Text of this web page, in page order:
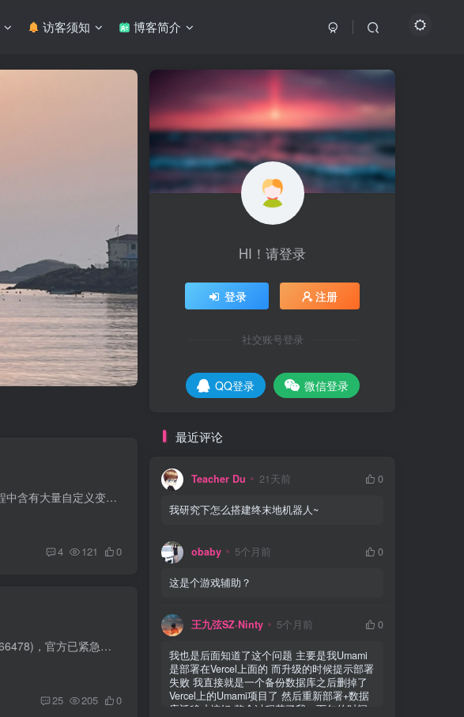
访客须知 博客简介
此教程仅作为个人记录使用，读者可以参考，但不可直接复制使用，教程中含有大量自定义变量代码！ 大家新年快乐！！又好久没有写文章了 此教程不仅可以搭建鸣潮机器人，可以使用其他插件，例如终...
4 121 0
Next.js 漏洞 Next.js 存在严重 RSC 远程代码执行高危漏洞 (CVE-2025-66478)，官方已紧急发布修复，建议 Next.js 15/16 及部分 14.x Canary 用户立即升级。 这个漏洞被评为 CVSS 最高风险等级 ...
25 205 0
HI！请登录
登录 注册
社交账号登录
QQ登录 微信登录
最近评论
Teacher Du 21天前 0
我研究下怎么搭建终末地机器人~
obaby 5个月前 0
这是个游戏辅助？
王九弦SZ·Ninty 5个月前 0
我也是后面知道了这个问题 主要是我Umami
是部署在Vercel上面的 而升级的时候提示部署
失败 我直接就是一个备份数据库之后删掉了
Vercel上的Umami项目了 然后重新部署+数据
库迁移才搞好 整个过程花了我一下午的时间